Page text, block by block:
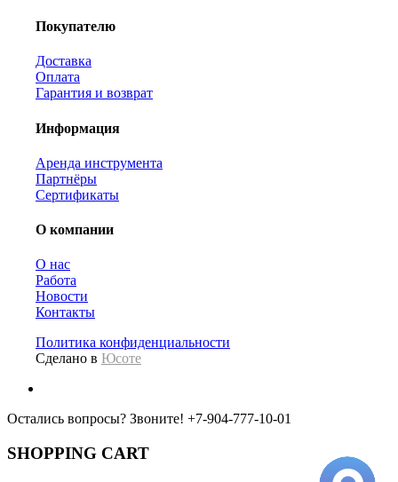
Покупателю
Доставка
Оплата
Гарантия и возврат
Информация
Аренда инструмента
Партнёры
Сертификаты
О компании
О нас
Работа
Новости
Контакты
Политика конфиденциальности
Сделано в Юсоте
Остались вопросы? Звоните! +7-904-777-10-01
SHOPPING CART